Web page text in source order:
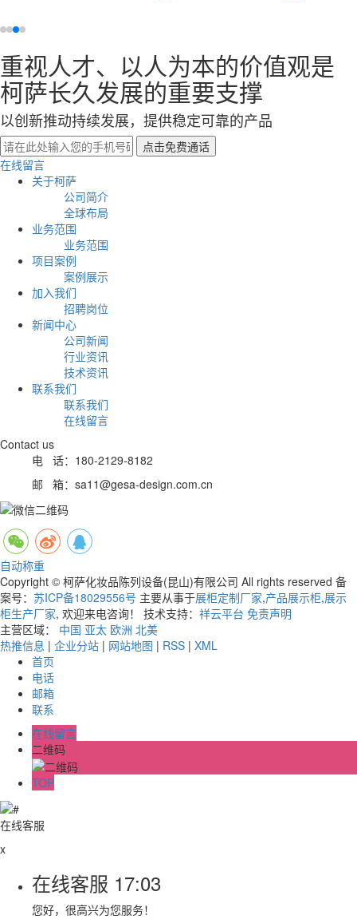
重视人才、以人为本的价值观是
柯萨长久发展的重要支撑
以创新推动持续发展，提供稳定可靠的产品
在线留言
关于柯萨
公司简介
全球布局
业务范围
业务范围
项目案例
案例展示
加入我们
招聘岗位
新闻中心
公司新闻
行业资讯
技术资讯
联系我们
联系我们
在线留言
Contact us
电 话：180-2129-8182
邮 箱：sa11@gesa-design.com.cn
自动称重
Copyright © 柯萨化妆品陈列设备(昆山)有限公司 All rights reserved 备
案号： 苏ICP备18029556号 主要从事于展柜定制厂家,产品展示柜,展示
柜生产厂家, 欢迎来电咨询！ 技术支持： 祥云平台 免责声明
主营区域： 中国 亚太 欧洲 北美
热推信息 | 企业分站 | 网站地图 | RSS | XML
首页
电话
邮箱
联系
在线留言
二维码
TOP
在线客服
x
在线客服 17:03
您好，很高兴为您服务！